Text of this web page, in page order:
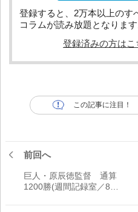
登録すると、2万本以上のす
コラムが読み放題となります
登録済みの方は
この記事に注目！
前回へ
巨人・原辰徳監督 通算
1200勝(週間記録室／8月2